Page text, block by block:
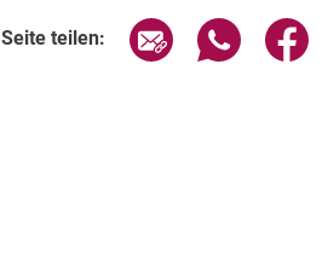
Seite teilen: Seite über E-Mail
Seite